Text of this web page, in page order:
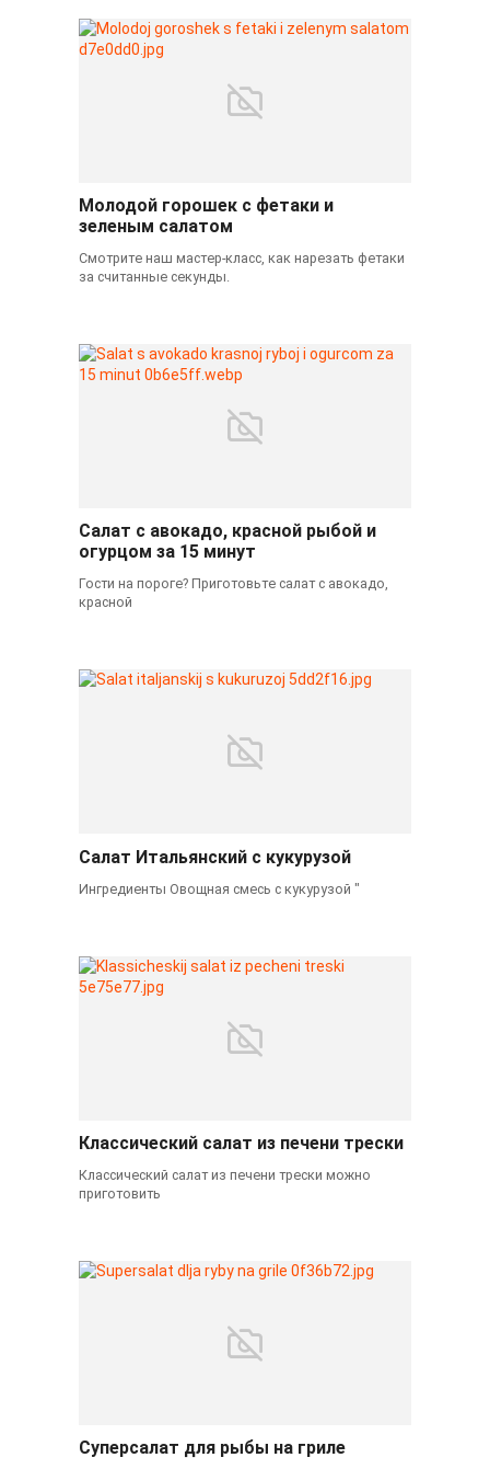
Молодой горошек с фетаки и
зеленым салатом
Смотрите наш мастер-класс, как нарезать фетаки
за считанные секунды.
Салат с авокадо, красной рыбой и
огурцом за 15 минут
Гости на пороге? Приготовьте салат с авокадо,
красной
Салат Итальянский с кукурузой
Ингредиенты Овощная смесь с кукурузой "
Классический салат из печени трески
Классический салат из печени трески можно
приготовить
Суперсалат для рыбы на гриле